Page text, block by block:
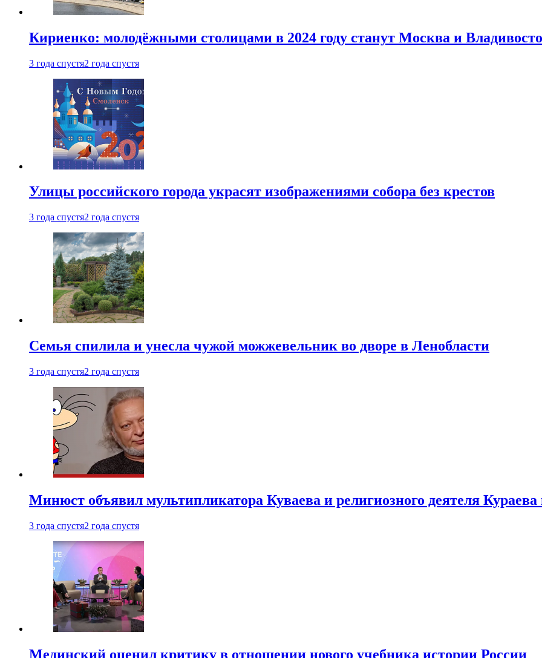
Кириенко: молодёжными столицами в 2024 году станут Москва и
3 года спустя2 года спустя
Улицы российского города украсят изображениями собора без крестов
3 года спустя2 года спустя
Семья спилила и унесла чужой можжевельник во дворе в Ленобласти
3 года спустя2 года спустя
Минюст объявил мультипликатора Куваева и религиозного деятеля
3 года спустя2 года спустя
Мединский оценил критику в отношении нового учебника истории России